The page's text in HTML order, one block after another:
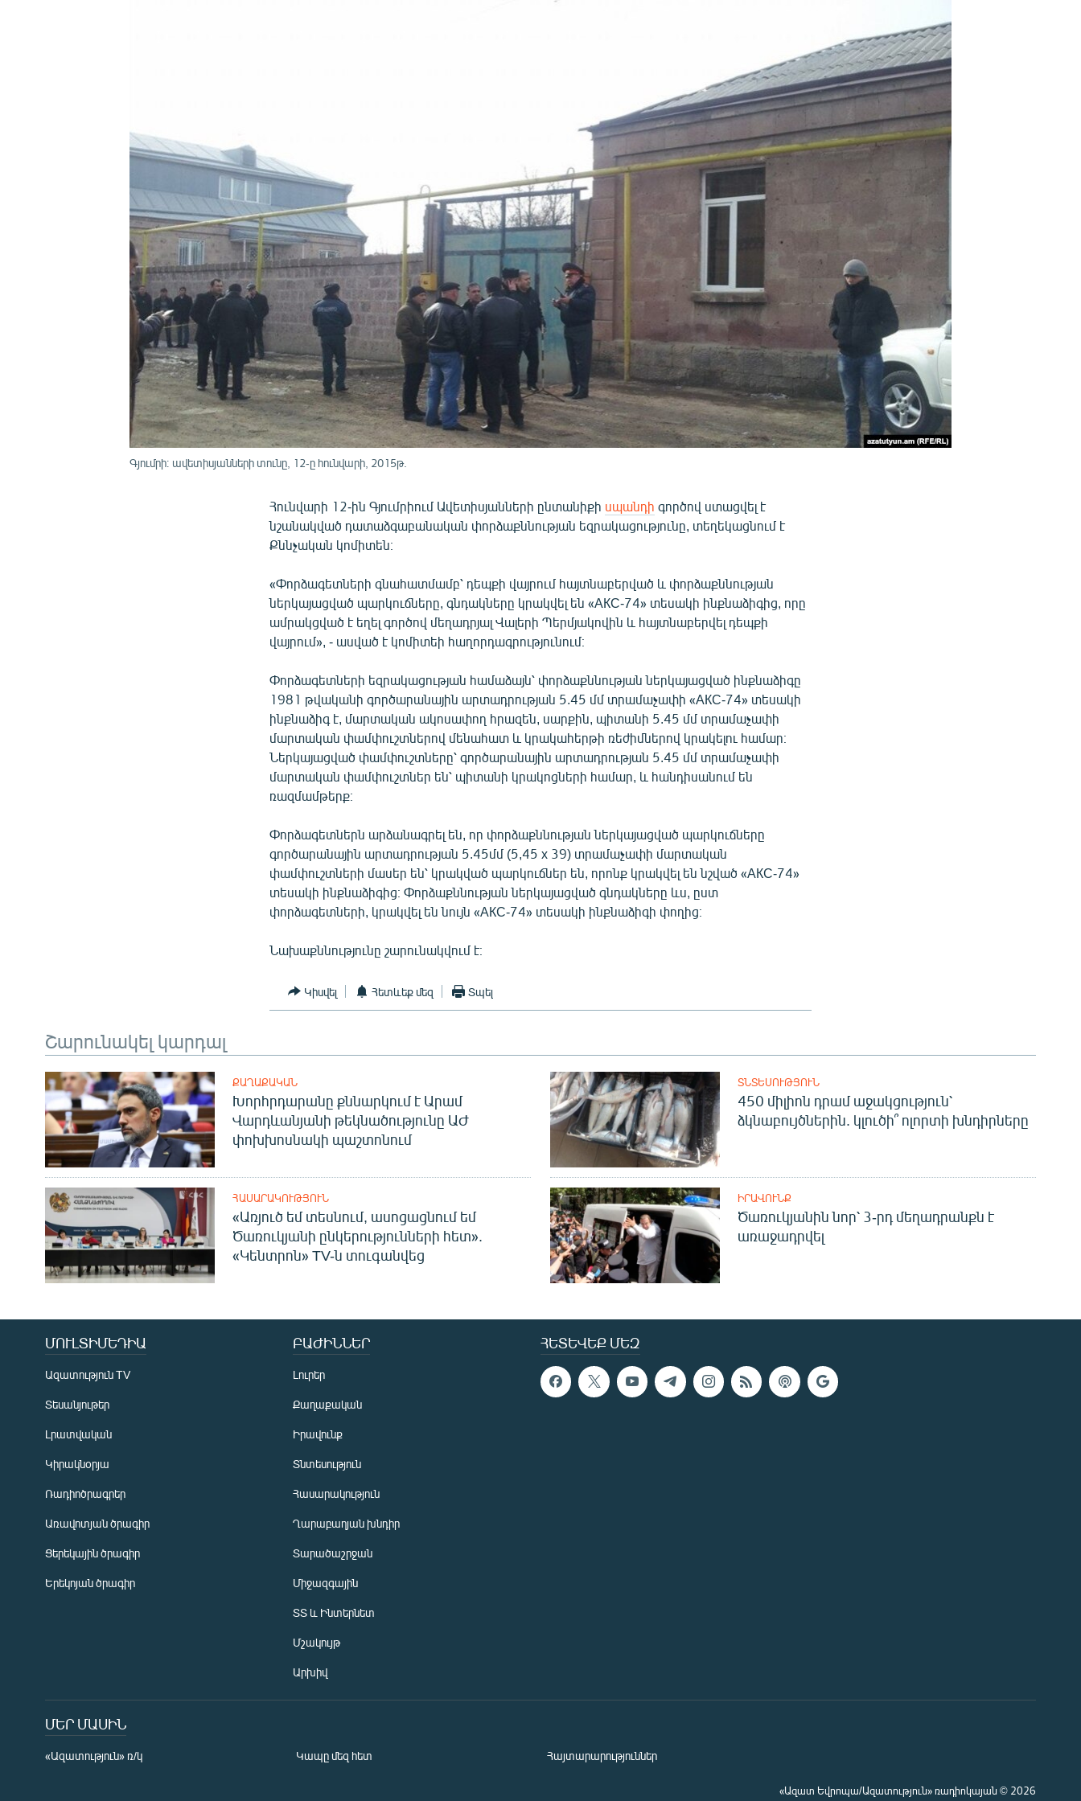
ՁԳՏԵԼՈՎ ԼԱՎԱԳՈՒՅՆԻՆ
Գյումրի։ ավետիսյանների տունը, 12-ը հունվարի, 2015թ.
Հունվարի 12-ին Գյումրիում Ավետիսյանների ընտանիքի սպանդի գործով ստացվել է
նշանակված դատաձգաբանական փորձաքննության եզրակացությունը, տեղեկացնում է
Քննչական կոմիտեն։
«Փորձագետների գնահատմամբ՝ դեպքի վայրում հայտնաբերված և փորձաքննության
ներկայացված պարկուճները, գնդակները կրակվել են «АКС-74» տեսակի ինքնաձիգից, որը
ամրակցված է եղել գործով մեղադրյալ Վալերի Պերմյակովին և հայտնաբերվել դեպքի
վայրում», - ասված է կոմիտեի հաղորդագրությունում։
Փորձագետների եզրակացության համաձայն՝ փորձաքննության ներկայացված ինքնաձիգը
1981 թվականի գործարանային արտադրության 5.45 մմ տրամաչափի «АКС-74» տեսակի
ինքնաձիգ է, մարտական ակոսափող հրազեն, սարքին, պիտանի 5.45 մմ տրամաչափի
մարտական փամփուշտներով մենահատ և կրակահերթի ռեժիմներով կրակելու համար։
Ներկայացված փամփուշտները՝ գործարանային արտադրության 5.45 մմ տրամաչափի
մարտական փամփուշտներ են՝ պիտանի կրակոցների համար, և հանդիսանում են
ռազմամթերք։
Փորձագետներն արձանագրել են, որ փորձաքննության ներկայացված պարկուճները
գործարանային արտադրության 5.45մմ (5,45 x 39) տրամաչափի մարտական
փամփուշտների մասեր են՝ կրակված պարկուճներ են, որոնք կրակվել են նշված «АКС-74»
տեսակի ինքնաձիգից։ Փորձաքննության ներկայացված գնդակները ևս, ըստ
փորձագետների, կրակվել են նույն «АКС-74» տեսակի ինքնաձիգի փողից։
Նախաքննությունը շարունակվում է։
Կիսվել Հետևեք մեզ Տպել
Շարունակել կարդալ
ՔԱՂԱՔԱԿԱՆ
Խորհրդարանը քննարկում է Արամ
Վարդևանյանի թեկնածությունը ԱԺ
փոխխոսնակի պաշտոնում
ՏՆՏԵՍՈՒԹՅՈՒՆ
450 միլիոն դրամ աջակցություն՝
ձկնաբույծներին. կլուծի՞ ոլորտի խնդիրները
ՀԱՍԱՐԱԿՈՒԹՅՈՒՆ
«Առյուծ եմ տեսնում, ասոցացնում եմ
Ծառուկյանի ընկերությունների հետ».
«Կենտրոն» TV-ն տուգանվեց
ԻՐԱՎՈՒՆՔ
Ծառուկյանին նոր՝ 3-րդ մեղադրանքն է
առաջադրվել
ՀԵՏԵՎԵՔ ՄԵԶ
ՄՈՒԼՏԻՄԵԴԻԱ
Ազատություն TV
Տեսանյութեր
Լրատվական
Կիրակնօրյա
Ռադիոծրագրեր
Առավոտյան ծրագիր
Ցերեկային ծրագիր
Երեկոյան ծրագիր
ԲԱԺԻՆՆԵՐ
Լուրեր
Քաղաքական
Իրավունք
Տնտեսություն
Հասարակություն
Ղարաբաղյան խնդիր
Տարածաշրջան
Միջազգային
ՏՏ և Ինտերնետ
Մշակույթ
Արխիվ
ՄԵՐ ՄԱՍԻՆ
«Ազատություն» ռ/կ Կապը մեզ հետ Հայտարարություններ
«Ազատ Եվրոպա/Ազատություն» ռադիոկայան © 2026